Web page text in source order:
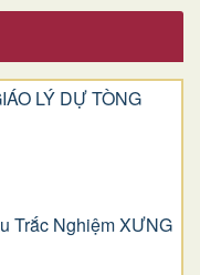
LÝ DỰ TÒNG
Trắc Nghiệm XƯNG